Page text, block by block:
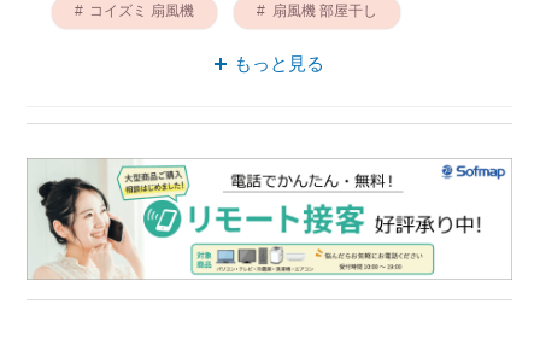
コイズミ 扇風機 扇風機 部屋干し
もっと見る